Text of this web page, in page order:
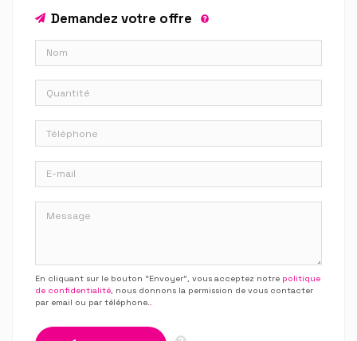
Demandez votre offre
En cliquant sur le bouton “Envoyer”, vous acceptez notre politique
de confidentialité, nous donnons la permission de vous contacter
par email ou par téléphone..